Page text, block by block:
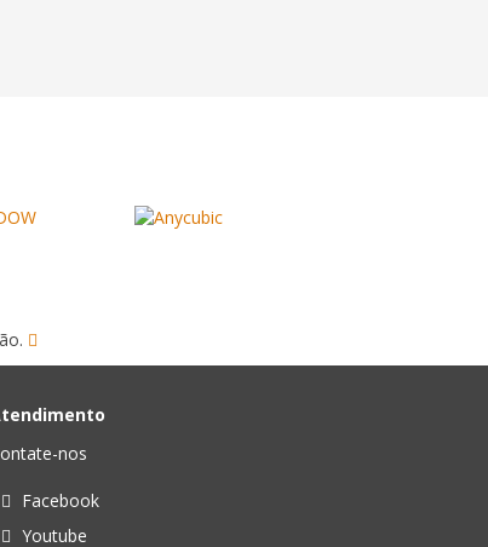
nos
Facebook
Youtube